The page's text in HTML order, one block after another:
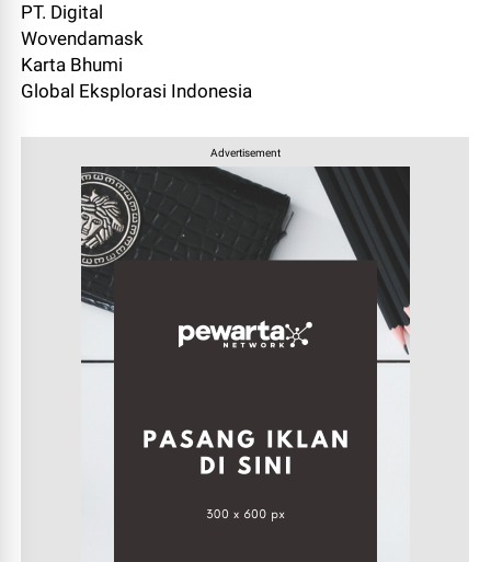
PT. Digital
Wovendamask
Karta Bhumi
Global Eksplorasi Indonesia
Advertisement